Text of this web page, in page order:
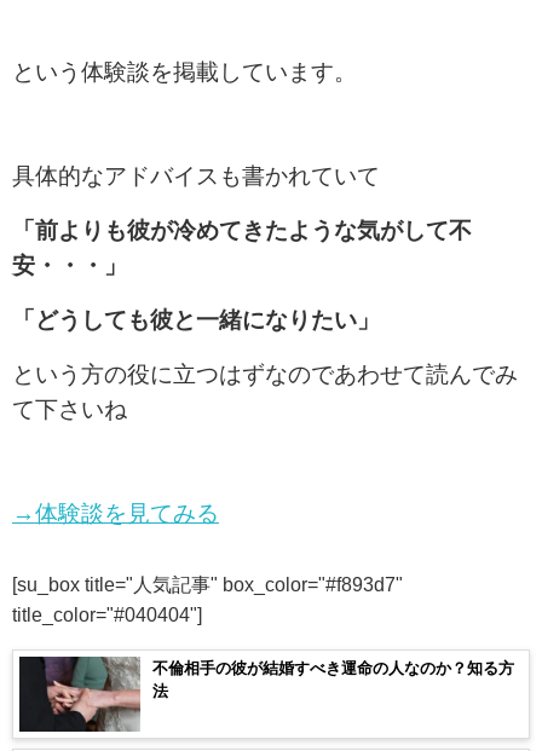
という体験談を掲載しています。
具体的なアドバイスも書かれていて
「前よりも彼が冷めてきたような気がして不
安・・・」
「どうしても彼と一緒になりたい」
という方の役に立つはずなのであわせて読んでみ
て下さいね
→体験談を見てみる
[su_box title="人気記事" box_color="#f893d7"
title_color="#040404"]
不倫相手の彼が結婚すべき運命の人なのか？知る方
法